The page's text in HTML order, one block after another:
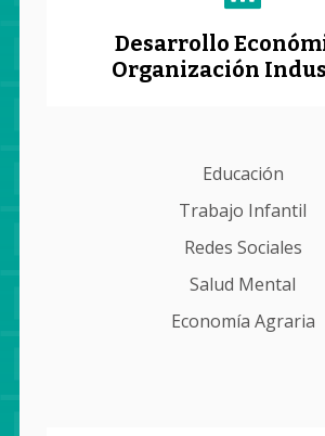
Desarrollo
Organización
Educación
Trabajo Infantil
Redes Sociales
Salud Mental
Economía Agraria